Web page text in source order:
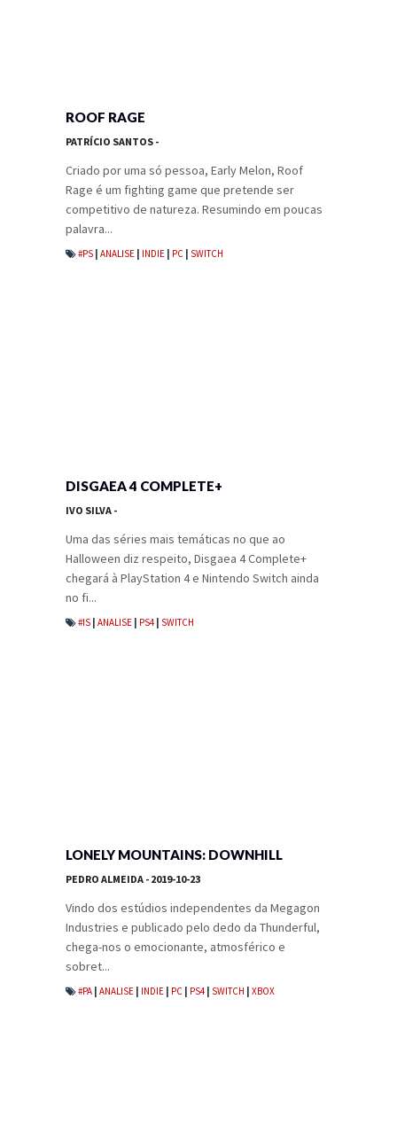
ROOF RAGE
PATRÍCIO SANTOS -
Criado por uma só pessoa, Early Melon, Roof
Rage é um fighting game que pretende ser
competitivo de natureza. Resumindo em poucas
palavra...
#PS ANALISE INDIE PC SWITCH
DISGAEA 4 COMPLETE+
IVO SILVA -
Uma das séries mais temáticas no que ao
Halloween diz respeito, Disgaea 4 Complete+
chegará à PlayStation 4 e Nintendo Switch ainda
no fi...
#IS ANALISE PS4 SWITCH
LONELY MOUNTAINS: DOWNHILL
PEDRO ALMEIDA - 2019-10-23
Vindo dos estúdios independentes da Megagon
Industries e publicado pelo dedo da Thunderful,
chega-nos o emocionante, atmosférico e
sobret...
#PA ANALISE INDIE PC PS4 SWITCH XBOX